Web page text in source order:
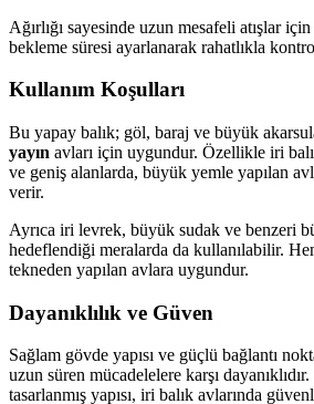
Ağırlığı sayesinde uzun mesafeli atışlar
bekleme süresi ayarlanarak rahatlıkla
Kullanım Koşulları
Bu yapay balık; göl, baraj ve büyük
yayın avları için uygundur. Özellikle iri
ve geniş alanlarda, büyük yemle yapılan
verir.
Ayrıca iri levrek, büyük sudak ve benzeri
hedeflendiği meralarda da kullanılabilir.
tekneden yapılan avlara uygundur.
Dayanıklılık ve Güven
Sağlam gövde yapısı ve güçlü bağlantı
uzun süren mücadelelere karşı
tasarlanmış yapısı, iri balık avlarında